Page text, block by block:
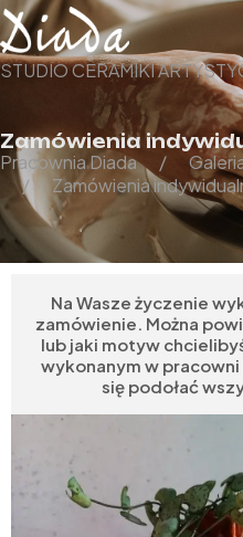
STUDIO CERAMIKI
Zamówienia
Pracownia Diada
Zamówienia
Na Wasze życzenie
zamówienie. Można
lub jaki motyw
wykonanym w
się podołać